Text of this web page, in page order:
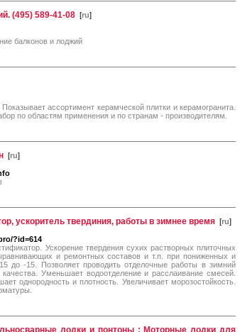
(495) 589-41-08 [ru]
балконов и лоджий
ассортимент керамческой плитки и керамогранита.
по областям применения и по странам - производителям.
[ru]
ускоритель твердиния, работы в зимнее время [ru]
?id=614
Ускорение твердения сухих растворных плиточных
и ремонтных составов и т.п. при пониженных и
до -15. Позволяет проводить отделочные работы в зимний
Уменьшает водоотделение и расслаивание смесей.
однородность и плотность. Увеличивает морозостойкость.
лодки и понтоны : Моторные лодки для